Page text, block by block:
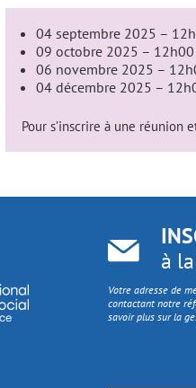
04 septembre 2025 –
09 octobre 2025 – 12h00
06 novembre 2025 –
04 décembre 2025 –
Pour s’inscrire à une réunion
à
Votre adresse de
contactant notre
savoir plus sur la